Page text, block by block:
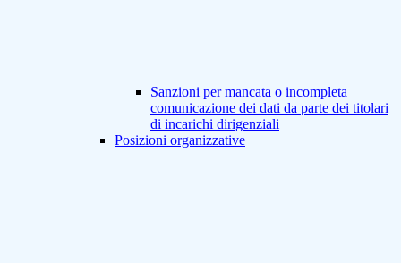
Sanzioni per mancata o incompleta
comunicazione dei dati da parte dei titolari
di incarichi dirigenziali
Posizioni organizzative